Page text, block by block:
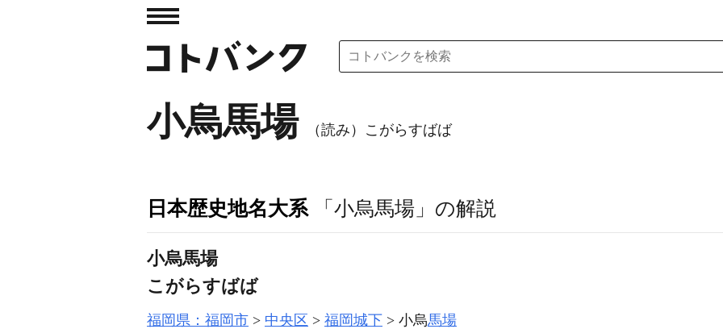
小烏馬場 （読み）こがらすばば
日本歴史地名大系 「小烏馬場」の解説
小烏馬場
こがらすばば
福岡県：福岡市 中央区 福岡城下 小烏馬場